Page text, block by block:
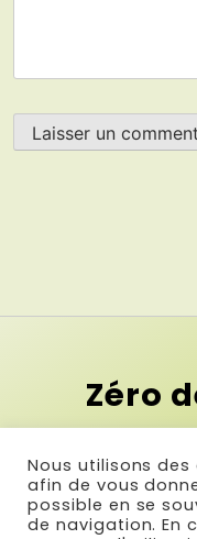
Zéro
Et si le
déchet
Nous utilisons
afin de vous
possible en se
de navigation. En